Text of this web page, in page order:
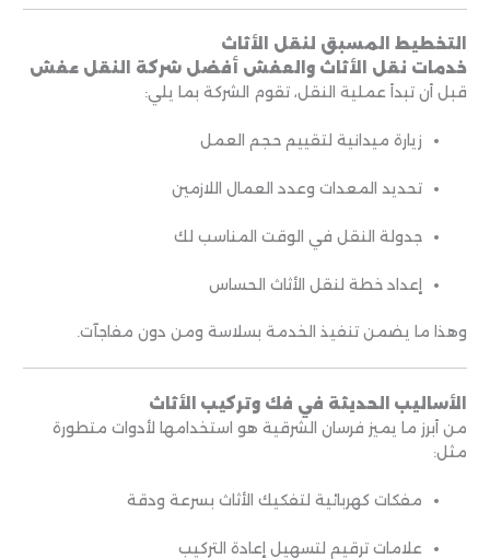
التخطيط المسبق لنقل الأثاث
خدمات نقل الأثاث والعفش أفضل شركة النقل عفش
قبل أن تبدأ عملية النقل، تقوم الشركة بما يلي:
زيارة ميدانية لتقييم حجم العمل
تحديد المعدات وعدد العمال اللازمين
جدولة النقل في الوقت المناسب لك
إعداد خطة لنقل الأثاث الحساس
وهذا ما يضمن تنفيذ الخدمة بسلاسة ومن دون مفاجآت.
الأساليب الحديثة في فك وتركيب الأثاث
من أبرز ما يميز فرسان الشرقية هو استخدامها لأدوات متطورة
مثل:
مفكات كهربائية لتفكيك الأثاث بسرعة ودقة
علامات ترقيم لتسهيل إعادة التركيب